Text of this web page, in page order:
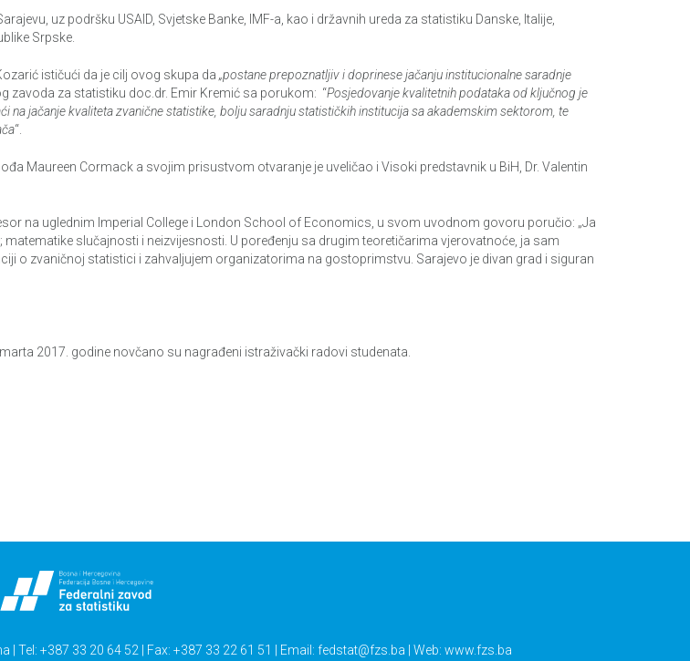
uz podršku USAID, Svjetske Banke, IMF-a, kao i državnih ureda za statistiku Danske, Italije,
Srpske.
ističući da je cilj ovog skupa da „postane prepoznatljiv i doprinese jačanju institucionalne saradnje
zavoda za statistiku doc.dr. Emir Kremić sa porukom: “Posjedovanje kvalitetnih podataka od ključnog je
jačanje kvaliteta zvanične statistike, bolju saradnju statističkih institucija sa akademskim sektorom, te
“.
Maureen Cormack a svojim prisustvom otvaranje je uveličao i Visoki predstavnik u BiH, Dr. Valentin
na uglednim Imperial College i London School of Economics, u svom uvodnom govoru poručio: „Ja
slučajnosti i neizvijesnosti. U poređenju sa drugim teoretičarima vjerovatnoće, ja sam
o zvaničnoj statistici i zahvaljujem organizatorima na gostoprimstvu. Sarajevo je divan grad i siguran
2017. godine novčano su nagrađeni istraživački radovi studenata.
Tel: +387 33 20 64 52 | Fax: +387 33 22 61 51 | Email: fedstat@fzs.ba | Web: www.fzs.ba